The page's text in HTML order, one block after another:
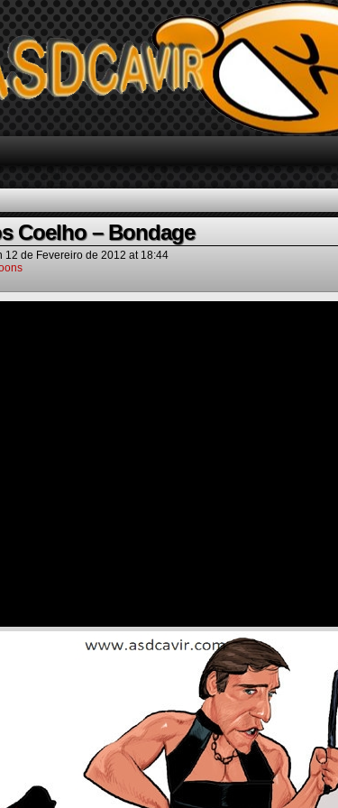
Coelho – Bondage
12 de Fevereiro de 2012 at 18:44